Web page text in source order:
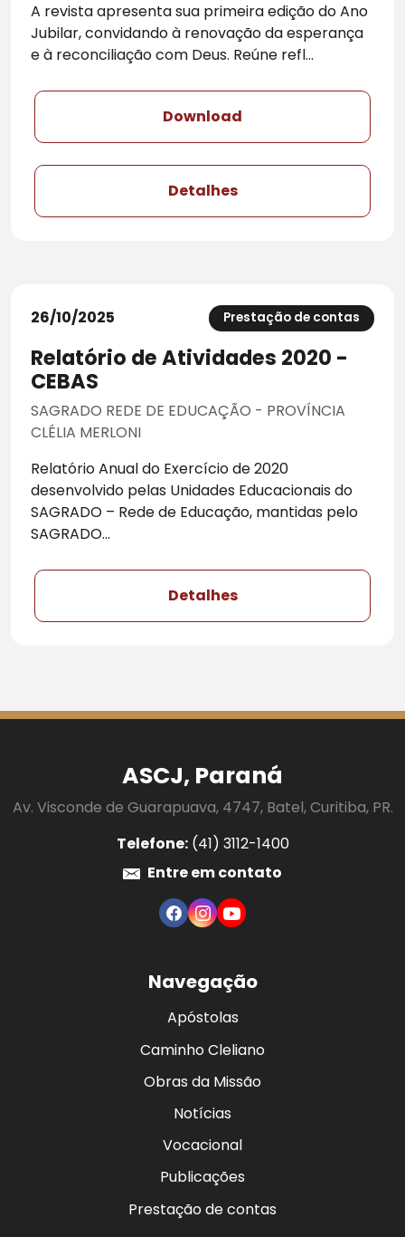
A revista apresenta sua primeira edição do Ano
Jubilar, convidando à renovação da esperança
e à reconciliação com Deus. Reúne refl...
Download
Detalhes
26/10/2025 Prestação de contas
Relatório de Atividades 2020 -
CEBAS
SAGRADO REDE DE EDUCAÇÃO - PROVÍNCIA
CLÉLIA MERLONI
Relatório Anual do Exercício de 2020
desenvolvido pelas Unidades Educacionais do
SAGRADO – Rede de Educação, mantidas pelo
SAGRADO...
Detalhes
ASCJ, Paraná
Av. Visconde de Guarapuava, 4747, Batel, Curitiba, PR.
Telefone:(41) 3112-1400
Entre em contato
Navegação
Apóstolas
Caminho Cleliano
Obras da Missão
Notícias
Vocacional
Publicações
Prestação de contas